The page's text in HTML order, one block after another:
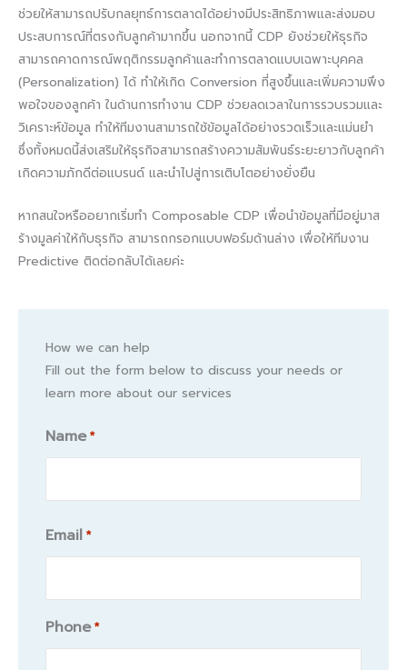
ช่วยให้สามารถปรับกลยุทธ์การตลาดได้อย่างมีประสิทธิภาพและส่งมอบ
ประสบการณ์ที่ตรงกับลูกค้ามากขึ้น นอกจากนี้ CDP ยังช่วยให้ธุรกิจ
สามารถคาดการณ์พฤติกรรมลูกค้าและทำการตลาดแบบเฉพาะบุคคล
(Personalization) ได้ ทำให้เกิด Conversion ที่สูงขึ้นและเพิ่มความพึง
พอใจของลูกค้า ในด้านการทำงาน CDP ช่วยลดเวลาในการรวบรวมและ
วิเคราะห์ข้อมูล ทำให้ทีมงานสามารถใช้ข้อมูลได้อย่างรวดเร็วและแม่นยำ
ซึ่งทั้งหมดนี้ส่งเสริมให้ธุรกิจสามารถสร้างความสัมพันธ์ระยะยาวกับลูกค้า
เกิดความภักดีต่อแบรนด์ และนำไปสู่การเติบโตอย่างยั่งยืน
หากสนใจหรืออยากเริ่มทำ Composable CDP เพื่อนำข้อมูลที่มีอยู่มาส
ร้างมูลค่าให้กับธุรกิจ สามารถกรอกแบบฟอร์มด้านล่าง เพื่อให้ทีมงาน
Predictive ติดต่อกลับได้เลยค่ะ
How we can help
Fill out the form below to discuss your needs or
learn more about our services
Name *
Name
Email *
Phone *